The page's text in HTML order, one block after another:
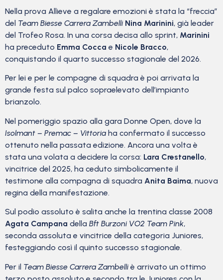
Nella prova Allieve a regalare emozioni è stata la “freccia”
del Team Biesse Carrera Zambelli Nina Marinini, già leader
del Trofeo Rosa. In una corsa decisa allo sprint, Marinini
ha preceduto Emma Cocca e Nicole Bracco,
conquistando il quarto successo stagionale del 2026.
Per lei e per le compagne di squadra è poi arrivata la
grande festa sul palco sopraelevato dell’impianto
brianzolo.
Nel pomeriggio spazio alla gara Donne Open, dove la
Isolmant – Premac – Vittoria ha confermato il successo
ottenuto nella passata edizione. Ancora una volta è
stata una volata a decidere la corsa: Lara Crestanello,
vincitrice del 2025, ha ceduto simbolicamente il
testimone alla compagna di squadra Anita Baima, nuova
regina della manifestazione.
Sul podio assoluto è salita anche la trentina classe 2008
Agata Campana della Bft Burzoni VO2 Team Pink,
seconda assoluta e vincitrice della categoria Juniores,
festeggiando così il quinto successo stagionale.
Per il Team Biesse Carrera Zambelli è arrivato un ottimo